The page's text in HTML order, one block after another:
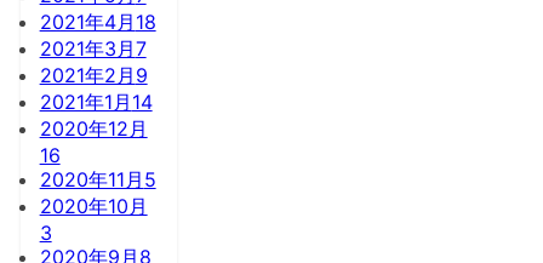
2021年4月 18
2021年3月7
2021年2月 9
2021年1月 14
2020年12月
16
2020年11月 5
2020年10月
3
2020年9月 8